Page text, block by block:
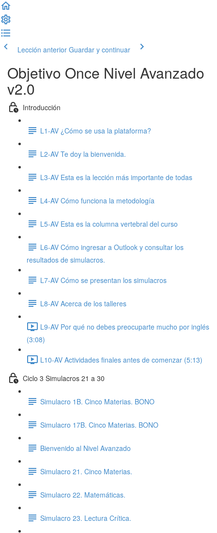
Lección anterior Guardar y continuar
Objetivo Once Nivel Avanzado
v2.0
Introducción
L1-AV ¿Cómo se usa la plataforma?
L2-AV Te doy la bienvenida.
L3-AV Esta es la lección más importante de todas
L4-AV Cómo funciona la metodología
L5-AV Esta es la columna vertebral del curso
L6-AV Cómo ingresar a Outlook y consultar los
resultados de simulacros.
L7-AV Cómo se presentan los simulacros
L8-AV Acerca de los talleres
L9-AV Por qué no debes preocuparte mucho por inglés
(3:08)
L10-AV Actividades finales antes de comenzar (5:13)
Ciclo 3 Simulacros 21 a 30
Simulacro 1B. Cinco Materias. BONO
Simulacro 17B. Cinco Materias. BONO
Bienvenido al Nivel Avanzado
Simulacro 21. Cinco Materias.
Simulacro 22. Matemáticas.
Simulacro 23. Lectura Crítica.